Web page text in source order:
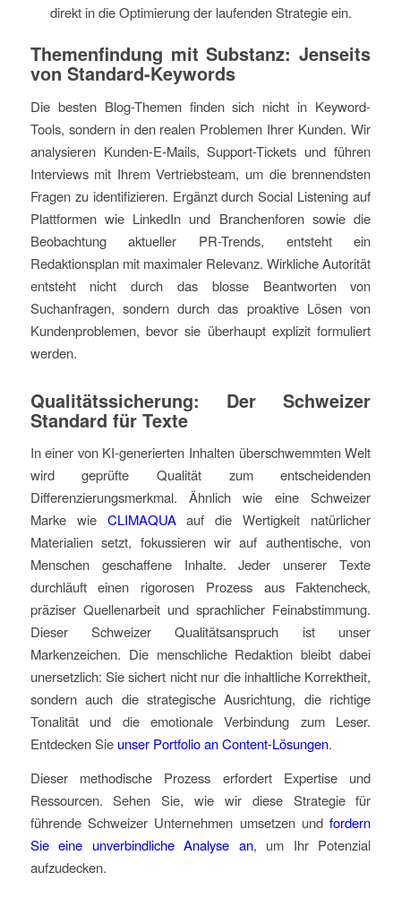
direkt in die Optimierung der laufenden Strategie ein.
Themenfindung mit Substanz: Jenseits
von Standard-Keywords
Die besten Blog-Themen finden sich nicht in Keyword-
Tools, sondern in den realen Problemen Ihrer Kunden. Wir
analysieren Kunden-E-Mails, Support-Tickets und führen
Interviews mit Ihrem Vertriebsteam, um die brennendsten
Fragen zu identifizieren. Ergänzt durch Social Listening auf
Plattformen wie LinkedIn und Branchenforen sowie die
Beobachtung aktueller PR-Trends, entsteht ein
Redaktionsplan mit maximaler Relevanz. Wirkliche Autorität
entsteht nicht durch das blosse Beantworten von
Suchanfragen, sondern durch das proaktive Lösen von
Kundenproblemen, bevor sie überhaupt explizit formuliert
werden.
Qualitätssicherung: Der Schweizer
Standard für Texte
In einer von KI-generierten Inhalten überschwemmten Welt
wird geprüfte Qualität zum entscheidenden
Differenzierungsmerkmal. Ähnlich wie eine Schweizer
Marke wie CLIMAQUAauf die Wertigkeit natürlicher
Materialien setzt, fokussieren wir auf authentische, von
Menschen geschaffene Inhalte. Jeder unserer Texte
durchläuft einen rigorosen Prozess aus Faktencheck,
präziser Quellenarbeit und sprachlicher Feinabstimmung.
Dieser Schweizer Qualitätsanspruch ist unser
Markenzeichen. Die menschliche Redaktion bleibt dabei
unersetzlich: Sie sichert nicht nur die inhaltliche Korrektheit,
sondern auch die strategische Ausrichtung, die richtige
Tonalität und die emotionale Verbindung zum Leser.
Entdecken Sie unser Portfolio an Content-Lösungen.
Dieser methodische Prozess erfordert Expertise und
Ressourcen. Sehen Sie, wie wir diese Strategie für
führende Schweizer Unternehmen umsetzen undfordern
Sie eine unverbindliche Analyse an, um Ihr Potenzial
aufzudecken.